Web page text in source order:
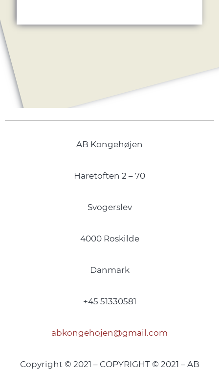
AB Kongehøjen
Haretoften 2 – 70
Svogerslev
4000 Roskilde
Danmark
+45 51330581
abkongehojen@gmail.com
Copyright © 2021 – COPYRIGHT © 2021 – AB